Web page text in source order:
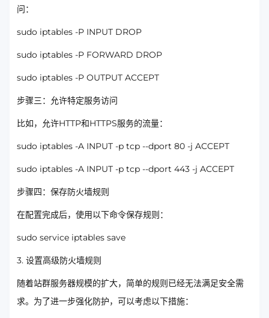
问：
sudo iptables -P INPUT DROP
sudo iptables -P FORWARD DROP
sudo iptables -P OUTPUT ACCEPT
步骤三：允许特定服务访问
比如，允许HTTP和HTTPS服务的流量：
sudo iptables -A INPUT -p tcp --dport 80 -j ACCEPT
sudo iptables -A INPUT -p tcp --dport 443 -j ACCEPT
步骤四：保存防火墙规则
在配置完成后，使用以下命令保存规则：
sudo service iptables save
3. 设置高级防火墙规则
随着站群服务器规模的扩大，简单的规则已经无法满足安全需
求。为了进一步强化防护，可以考虑以下措施：